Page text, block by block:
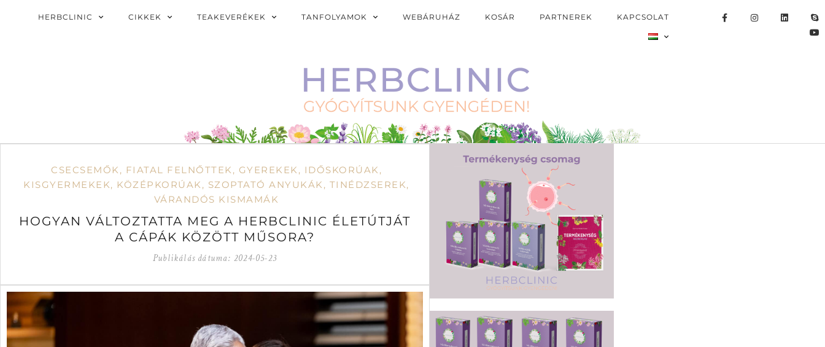
HERBCLINIC CIKKEK TEAKEVERÉKEK TANFOLYAMOK WEBÁRUHÁZ KOSÁR PARTNEREK KAPCSOLAT
CSECSEMŐK , FIATAL FELNŐTTEK , GYEREKEK , IDŐSKORÚAK ,
KISGYERMEKEK, KÖZÉPKORÚAK , SZOPTATÓ ANYUKÁK , TINÉDZSEREK,
VÁRANDÓS KISMAMÁK
HOGYAN VÁLTOZTATTA MEG A HERBCLINIC ÉLETÚTJÁT
A CÁPÁK KÖZÖTT MŰSORA?
Publikálás dátuma: 2024-05-23